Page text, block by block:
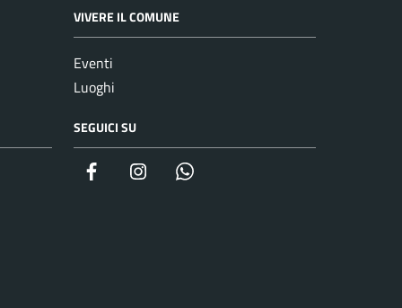
VIVERE IL COMUNE
Eventi
Luoghi
SEGUICI SU
Facebook Instagram